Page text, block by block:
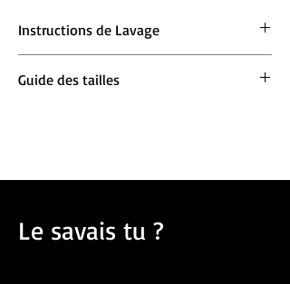
Instructions de Lavage
Repassage à 150° max. Ne pas sécher en
Guide des tailles
Le savais tu ?